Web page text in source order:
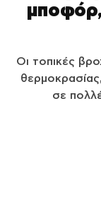
Οι τοπικές
σε